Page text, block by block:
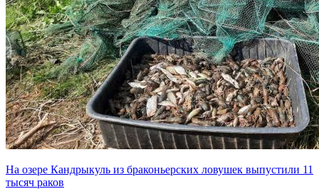
На озере Кандрыкуль из браконьерских ловушек выпустили 11
тысяч раков